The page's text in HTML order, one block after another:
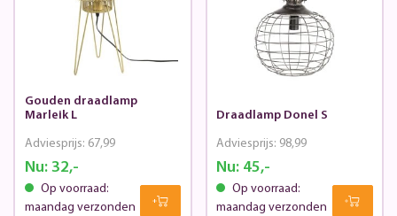
Gouden draadlamp
Marleik L
Nu:32,-
Adviesprijs: 67,99
Op voorraad:
maandag verzonden
Draadlamp Donel S
Nu: 45,-
Adviesprijs: 98,99
Op voorraad:
maandag verzonden